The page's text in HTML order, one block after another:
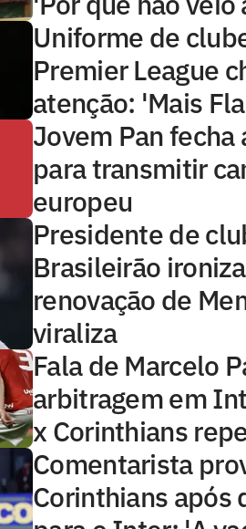
Uniforme de
Premier League
atenção: 'Mais
Jovem Pan fecha
para transmitir
europeu
Presidente de
Brasileirão ironiza
renovação de
viraliza
Fala de Marcelo
arbitragem em
x Corinthians
Comentarista
Corinthians após